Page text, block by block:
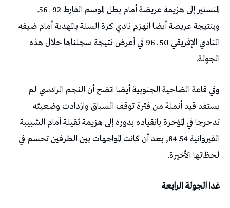
المنستير إلى هزيمة عريضة أمام بطل الموسم الفارط 92 ـ 56.
وبنتيجة عريضة أيضا انهزم نادي كرة السلة بالمهدية أمام ضيفه
النادي الإفريقي 50 ـ 96 في أعرض نتيجة سجلناها خلال هذه
الجولة.
وفي قاعة الضاحية الجنوبية أيضا اتضح أن النجم الرادسي لم
يستفد قيد أنملة من فترة توقف السباق وازدادت وضعيته
تدحرجا في المؤخرة بانقياده بدوره إلى هزيمة ثقيلة أمام الشبيبة
القيروانية 54ـ 84, بعد أن كانت المواجهات بين الطرفين تحسم في
لحظاتها الأخيرة.
غدا الجولة الرابعة